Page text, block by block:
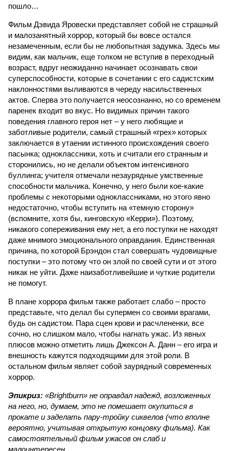
пошло…
Фильм Дэвида Яровески представляет собой не страшный
и малозанятный хоррор, который бы вовсе остался
незамеченным, если бы не любопытная задумка. Здесь мы
видим, как мальчик, еще толком не вступив в переходный
возраст, вдруг неожиданно начинает осознавать свои
суперспособности, которые в сочетании с его садистским
наклонностями выливаются в череду насильственных
актов. Сперва это получается неосознанно, но со временем
паренек входит во вкус. Но видимых причин такого
поведения главного героя нет – у него любящие и
заботливые родители, самый страшный «грех» которых
заключается в утаении истинного происхождения своего
пасынка; одноклассники, хоть и считали его странным и
сторонились, но не делали объектом интенсивного
буллинга; учителя отмечали незаурядные умственные
способности мальчика. Конечно, у него были кое-какие
проблемы с некоторыми одноклассниками, но этого явно
недостаточно, чтобы вступить на «темную сторону»
(вспомните, хотя бы, кинговскую «Керри»). Поэтому,
никакого сопереживания ему нет, а его поступки не находят
даже мнимого эмоционального оправдания. Единственная
причина, по которой Брэндон стал совершать чудовищные
поступки – это потому что он злой по своей сути и от этого
никак не уйти. Даже наизаботливейшие и чуткие родители
не помогут.
В плане хоррора фильм также работает слабо – просто
представьте, что делал бы супермен со своими врагами,
будь он садистом. Пара сцен крови и расчлененки, все
сочно, но слишком мало, чтобы нагнать ужас. Из явных
плюсов можно отметить лишь Джексон А. Данн – его игра и
внешность кажутся подходящими для этой роли. В
остальном фильм являет собой заурядный современных
хоррор.
Эпикриз: «Brightburn» не оправдал надежд, возложенных
на него, но, думаем, это не помешает окупиться в
прокате и заделать пару-тройку сиквелов (что вполне
вероятно, учитывая открытую концовку фильма). Как
самостоятельный фильм ужасов он слаб и
малоинтересен.